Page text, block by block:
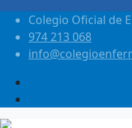
Colegio Oficial de
974 213 068